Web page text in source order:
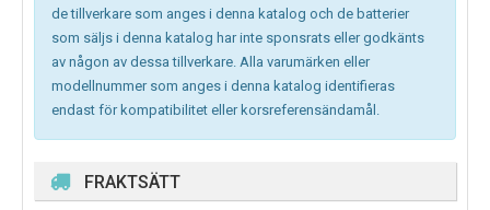
de tillverkare som anges i denna katalog och de batterier
som säljs i denna katalog har inte sponsrats eller godkänts
av någon av dessa tillverkare. Alla varumärken eller
modellnummer som anges i denna katalog identifieras
endast för kompatibilitet eller korsreferensändamål.
FRAKTSÄTT